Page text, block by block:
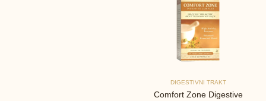
DIGESTIVNI TRAKT
Comfort Zone Digestive